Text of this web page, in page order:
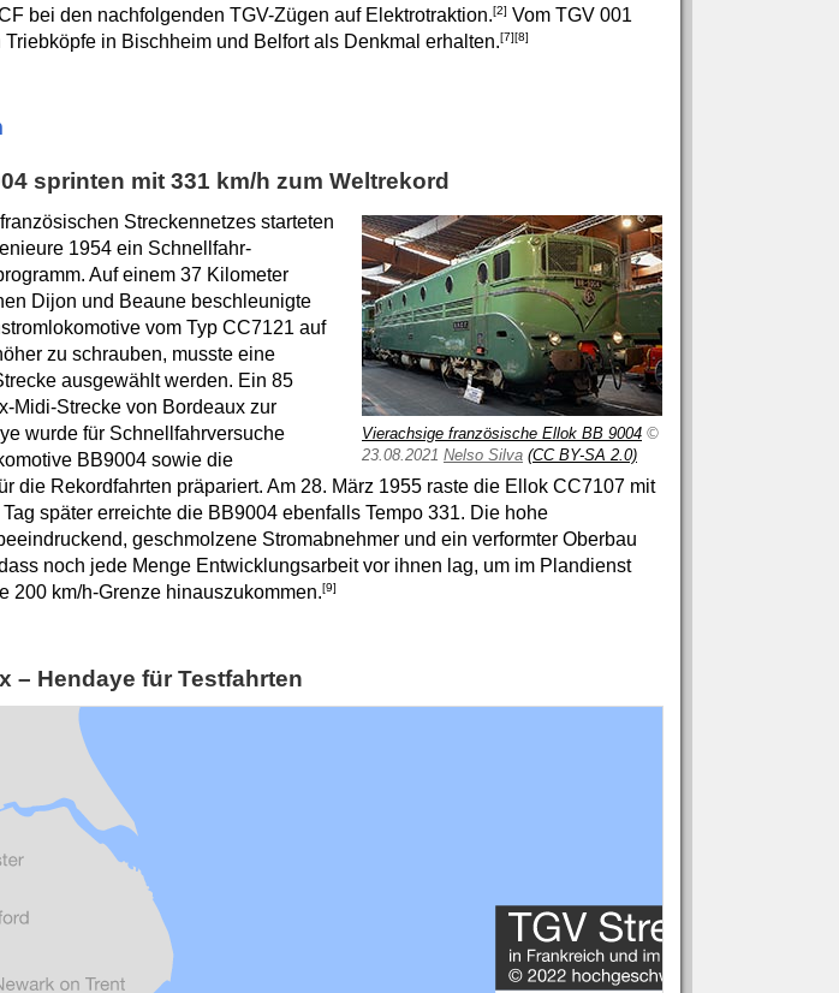
bei den nachfolgenden TGV-Zügen auf Elektrotraktion.[2] Vom TGV 001
in Bischheim und Belfort als Denkmal erhalten.[7][8]
sprinten mit 331 km/h zum Weltrekord
Vierachsige französische Ellok BB 9004 ©
23.08.2021 Nelso Silva (CC BY-SA 2.0)
Streckennetzes starteten
1954 ein Schnellfahr-
Auf einem 37 Kilometer
Dijon und Beaune beschleunigte
vom Typ CC7121 auf
zu schrauben, musste eine
ausgewählt werden. Ein 85
Midi-Strecke von Bordeaux zur
wurde für Schnellfahrversuche
BB9004 sowie die
die Rekordfahrten präpariert. Am 28. März 1955 raste die Ellok CC7107 mit
später erreichte die BB9004 ebenfalls Tempo 331. Die hohe
geschmolzene Stromabnehmer und ein verformter Oberbau
noch jede Menge Entwicklungsarbeit vor ihnen lag, um im Plandienst
200 km/h-Grenze hinauszukommen.[9]
– Hendaye für Testfahrten